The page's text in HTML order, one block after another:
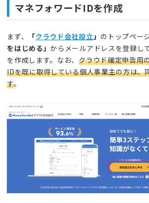
マネフォワードIDを作成
まず、 「クラウド会社設立」 のトップペー
をはじめる」からメールアドレスを登録し
を作成します。なお、クラウド確定申告用
IDを既に取得している個人事業主の方は、
す。